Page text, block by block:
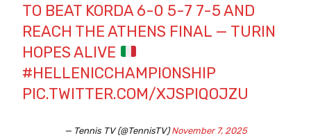
TO BEAT KORDA 6-0 5-7 7-5 AND
REACH THE ATHENS FINAL — TURIN
HOPES ALIVE
#HELLENICCHAMPIONSHIP
PIC.TWITTER.COM/XJSPIQOJZU
— Tennis TV (@TennisTV)November 7, 2025